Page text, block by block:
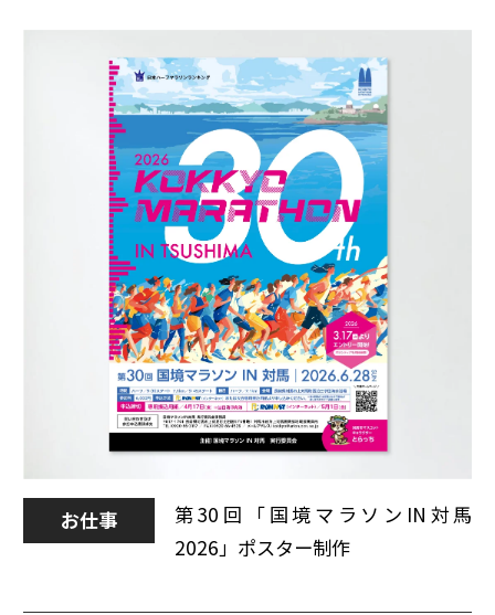
第30回「国境マラソンIN対馬
2026」ポスター制作
お仕事